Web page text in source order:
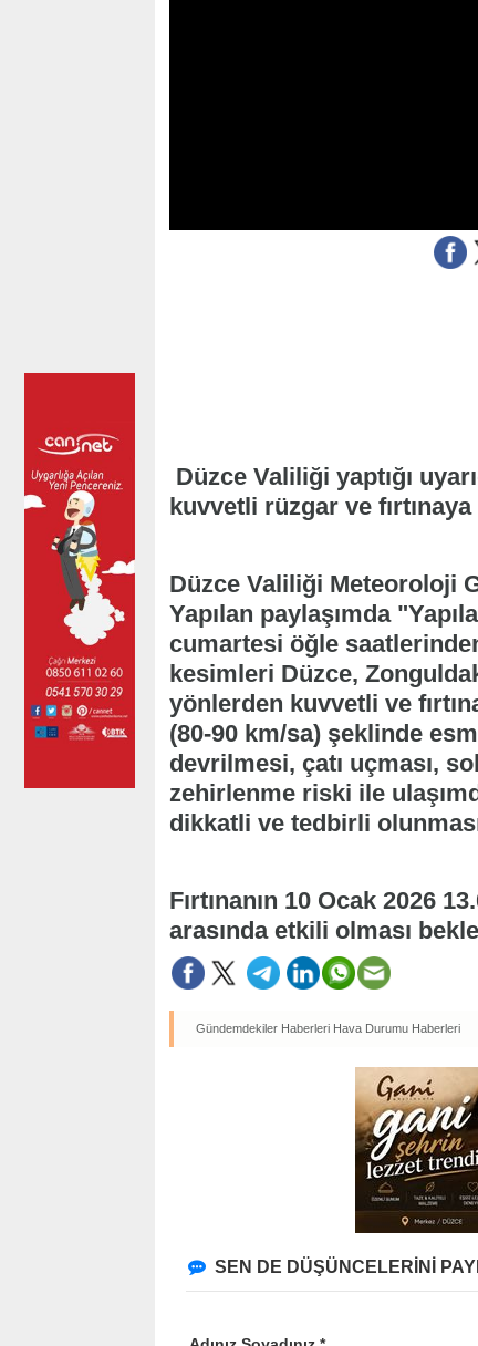
Düzce Valiliği yaptığı
kuvvetli rüzgar ve
Düzce Valiliği Meteoroloji
Yapılan paylaşımda
cumartesi öğle
kesimleri Düzce,
yönlerden kuvvetli ve
(80-90 km/sa) şeklinde
devrilmesi, çatı uçması,
zehirlenme riski ile
dikkatli ve tedbirli
Fırtınanın 10 Ocak 2026
arasında etkili olması
Gündemdekiler Haberleri Hava Durumu Haberleri
SEN DE DÜŞÜNCELERİNİ